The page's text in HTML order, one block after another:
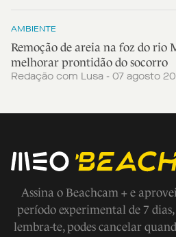
AMBIENTE
Remoção de areia na foz do rio
melhorar prontidão do socorro
Redação com Lusa - 07 agosto
Assina o Beachcam + e
período experimental de 7
lembra-te, podes cancelar